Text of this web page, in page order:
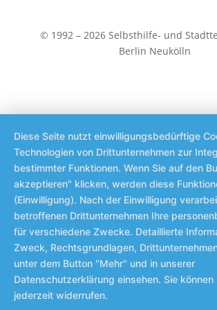
© 1992 – 2026 Selbsthilfe- und
Berlin Neukölln
Diese Seite nutzt einwilligungsbedürftige
Technologien von Drittunternehmen zur
bestimmter Funktionen. Wenn Sie auf den
akzeptieren" klicken, werden diese
(Einwilligung). Nach der Einwilligung
betroffenen Drittunternehmen Ihre
für verschiedene Zwecke. Detaillierte
Zweck, Rechtsgrundlagen,
unter dem Button "Mehr" und in unserer
Datenschutzerklärung einsehen. Sie können
jederzeit widerrufen.